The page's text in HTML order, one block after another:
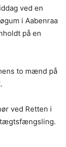
ved en
i Aabenraa
på en
to mænd på
ved Retten i